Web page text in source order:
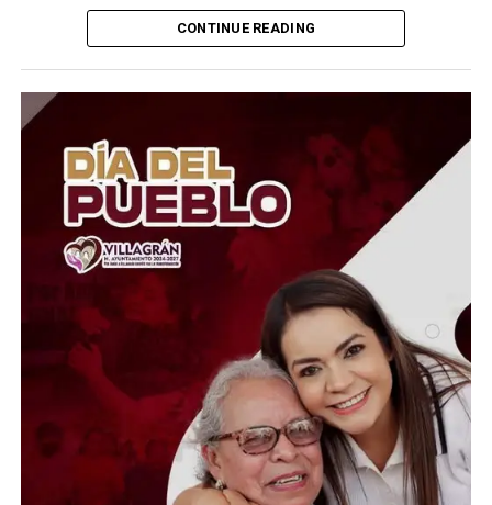
La resolución ordena la libertad inmediata de Sánchez
permanecer en prisión si enfrenta otras causas penales
distintas. Con este fallo, la FGR ya no podrá volver a
ejercer acción penal por esta acusación, salvo que la
familia de Colosio promueva un amparo para impugnar
la decisión.
El asesinato de Luis Donaldo Colosio, ocurrido el 23 de
marzo de 1994 en Lomas Taurinas, Tijuana, es uno de
los magnicidios más emblemáticos de la historia reciente
de México. Durante décadas ha estado rodeado de
teorías e investigaciones, aunque Mario Aburto
Martínez continúa siendo el único sentenciado como
autor material del crimen.
CONTINUE READING